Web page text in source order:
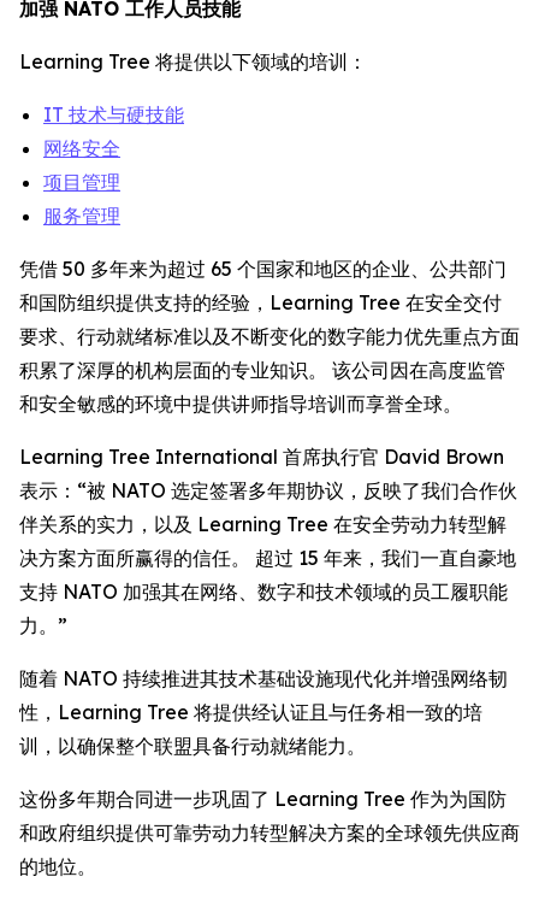
加强 NATO 工作人员技能
Learning Tree 将提供以下领域的培训：
IT 技术与硬技能
网络安全
项目管理
服务管理
凭借 50 多年来为超过 65 个国家和地区的企业、公共部门
和国防组织提供支持的经验，Learning Tree 在安全交付
要求、行动就绪标准以及不断变化的数字能力优先重点方面
积累了深厚的机构层面的专业知识。 该公司因在高度监管
和安全敏感的环境中提供讲师指导培训而享誉全球。
Learning Tree International 首席执行官 David Brown
表示：“被 NATO 选定签署多年期协议，反映了我们合作伙
伴关系的实力，以及 Learning Tree 在安全劳动力转型解
决方案方面所赢得的信任。 超过 15 年来，我们一直自豪地
支持 NATO 加强其在网络、数字和技术领域的员工履职能
力。”
随着 NATO 持续推进其技术基础设施现代化并增强网络韧
性，Learning Tree 将提供经认证且与任务相一致的培
训，以确保整个联盟具备行动就绪能力。
这份多年期合同进一步巩固了 Learning Tree 作为为国防
和政府组织提供可靠劳动力转型解决方案的全球领先供应商
的地位。